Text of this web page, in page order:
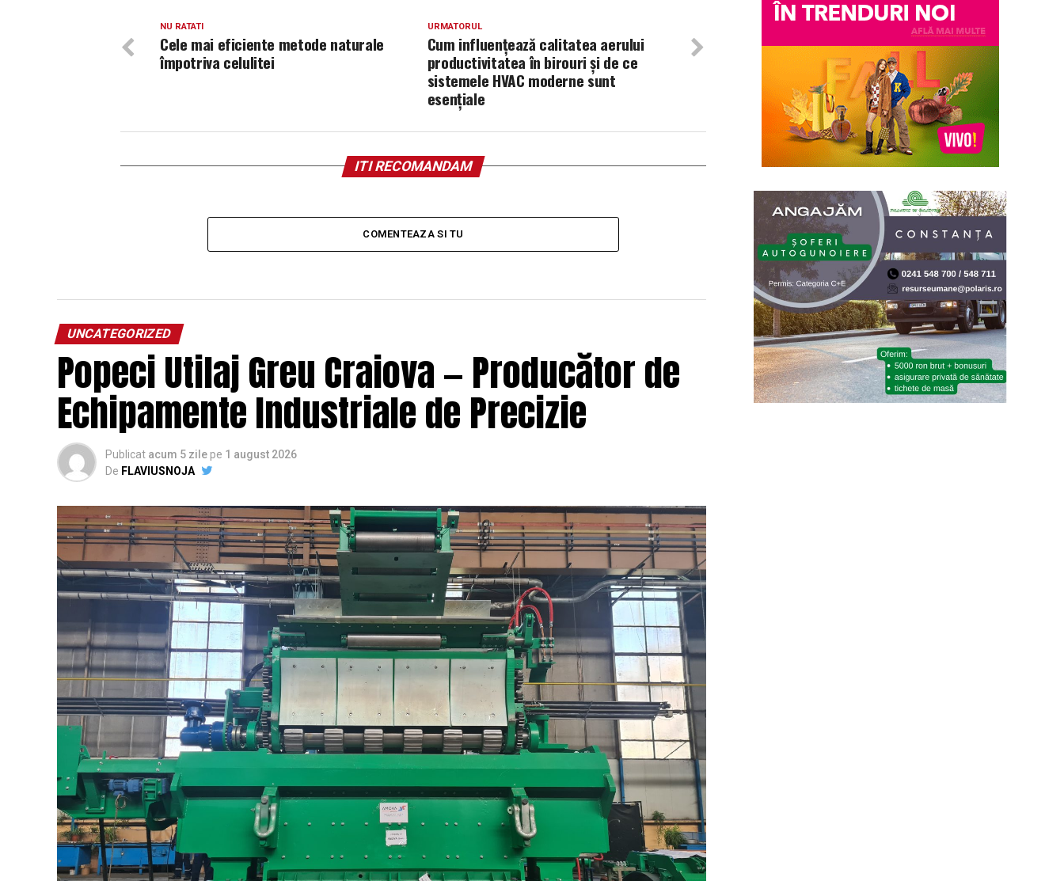
URMATORUL
Cum influențează calitatea aerului
productivitatea în birouri și de ce
sistemele HVAC moderne sunt
esențiale
NU RATATI
Cele mai eficiente metode naturale
împotriva celulitei
ITI RECOMANDAM
COMENTEAZA SI TU
UNCATEGORIZED
Popeci Utilaj Greu Craiova — Producător de
Echipamente Industriale de Precizie
Publicat acum 5 zile pe 1 august 2026
De FLAVIUSNOJA